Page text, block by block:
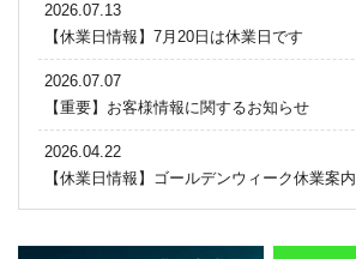
2026.07.13
【休業日情報】7月20日は休業日です
2026.07.07
【重要】お客様情報に関するお知らせ
2026.04.22
【休業日情報】ゴールデンウィーク休業案内